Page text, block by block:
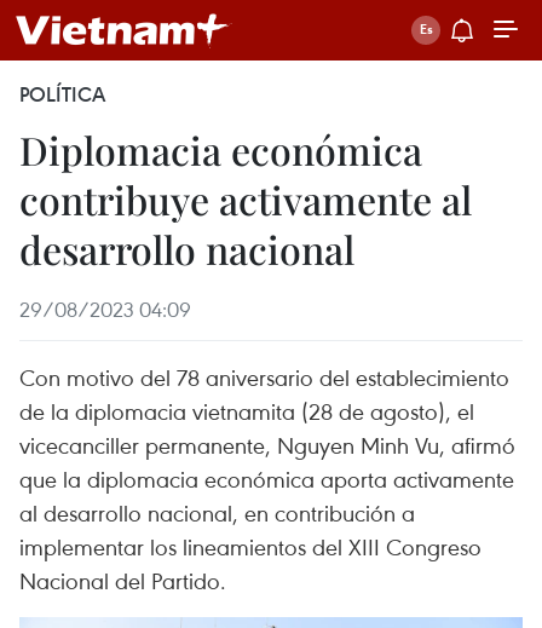
POLÍTICA
Diplomacia económica
contribuye activamente al
desarrollo nacional
29/08/2023 04:09
Con motivo del 78 aniversario del establecimiento
de la diplomacia vietnamita (28 de agosto), el
vicecanciller permanente, Nguyen Minh Vu, afirmó
que la diplomacia económica aporta activamente
al desarrollo nacional, en contribución a
implementar los lineamientos del XIII Congreso
Nacional del Partido.